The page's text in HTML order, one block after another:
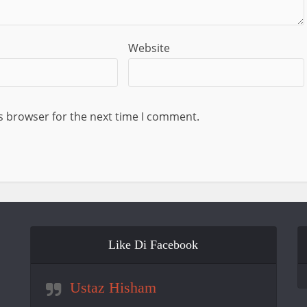
Website
browser for the next time I comment.
Like Di Facebook
Ustaz Hisham